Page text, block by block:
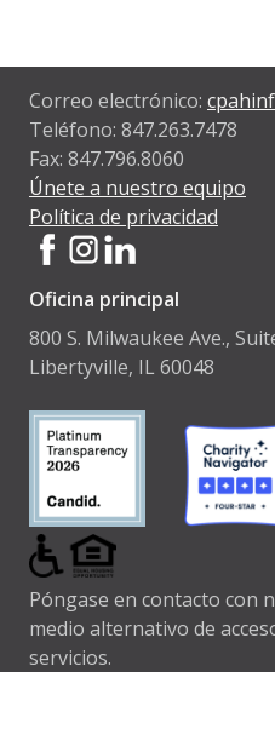
Correo electrónico:
Teléfono: 847.263.7478
Fax: 847.796.8060
Únete a nuestro equipo
Política de privacidad
Oficina principal
800 S. Milwaukee Ave.,
Libertyville, IL 60048
Póngase en contacto con
medio alternativo de
servicios.